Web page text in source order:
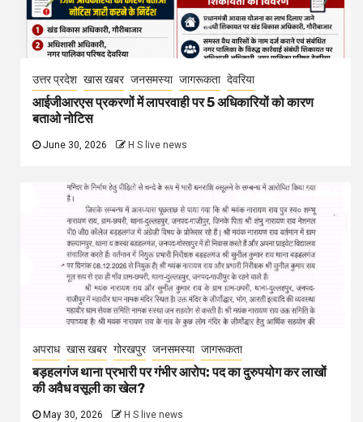
उत्तर प्रदेश खास खबर जनसमस्या जागरूकता देवरिया
आईजीआरएस प्रकरणों में लापरवाही पर 5 अधिकारियों को कारण
बताओ नोटिस
June 30, 2026 H S live news
अपराध खास खबर गोरखपुर जनसमस्या जागरूकता
बड़हलगंज थाना प्रभारी पर गंभीर आरोप: पद का दुरुपयोग कर लाखों
की अवैध वसूली का खेल?
May 30, 2026 H S live news